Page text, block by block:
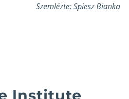
Szemlézte: Spiesz Bianka
Institute